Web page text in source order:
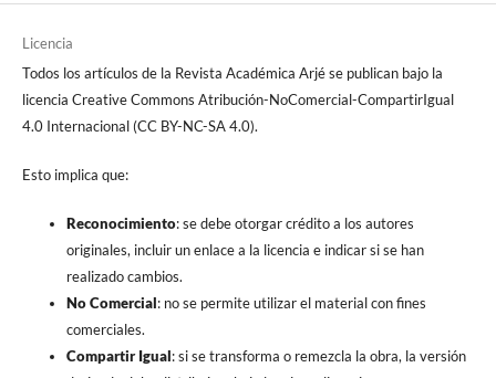
Licencia
Todos los artículos de la Revista Académica Arjé se publican bajo la
licencia Creative Commons Atribución-NoComercial-CompartirIgual
4.0 Internacional (CC BY-NC-SA 4.0).
Esto implica que:
Reconocimiento: se debe otorgar crédito a los autores
originales, incluir un enlace a la licencia e indicar si se han
realizado cambios.
No Comercial: no se permite utilizar el material con fines
comerciales.
Compartir Igual: si se transforma o remezcla la obra, la versión